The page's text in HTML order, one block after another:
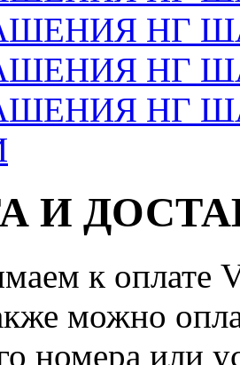
НГ
НГ
НГ
И
к оплате
можно
номера или